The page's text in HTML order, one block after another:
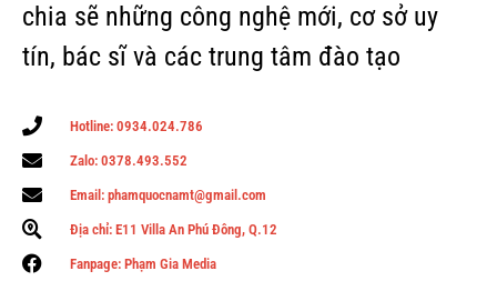
chia sẽ những công nghệ mới, cơ sở uy
tín, bác sĩ và các trung tâm đào tạo
Hotline: 0934.024.786
Zalo: 0378.493.552
Email: phamquocnamt@gmail.com
Địa chỉ: E11 Villa An Phú Đông, Q.12
Fanpage: Phạm Gia Media